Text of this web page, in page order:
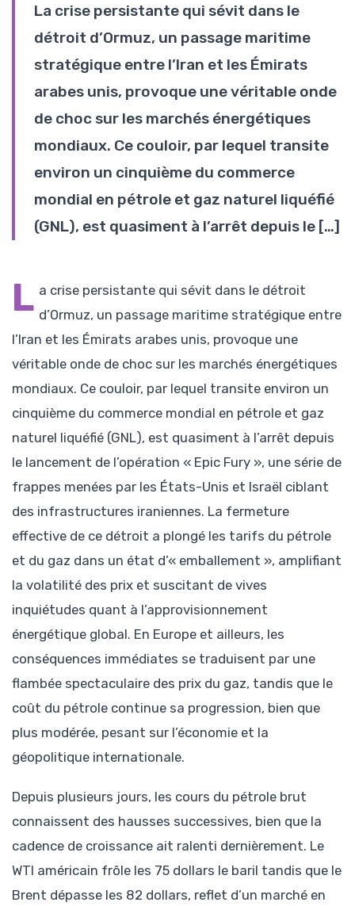
La crise persistante qui sévit dans le
détroit d’Ormuz, un passage maritime
stratégique entre l’Iran et les Émirats
arabes unis, provoque une véritable onde
de choc sur les marchés énergétiques
mondiaux. Ce couloir, par lequel transite
environ un cinquième du commerce
mondial en pétrole et gaz naturel liquéfié
(GNL), est quasiment à l’arrêt depuis le […]
L a crise persistante qui sévit dans le détroit
d’Ormuz, un passage maritime stratégique entre
l’Iran et les Émirats arabes unis, provoque une
véritable onde de choc sur les marchés énergétiques
mondiaux. Ce couloir, par lequel transite environ un
cinquième du commerce mondial en pétrole et gaz
naturel liquéfié (GNL), est quasiment à l’arrêt depuis
le lancement de l’opération « Epic Fury », une série de
frappes menées par les États-Unis et Israël ciblant
des infrastructures iraniennes. La fermeture
effective de ce détroit a plongé les tarifs du pétrole
et du gaz dans un état d’« emballement », amplifiant
la volatilité des prix et suscitant de vives
inquiétudes quant à l’approvisionnement
énergétique global. En Europe et ailleurs, les
conséquences immédiates se traduisent par une
flambée spectaculaire des prix du gaz, tandis que le
coût du pétrole continue sa progression, bien que
plus modérée, pesant sur l’économie et la
géopolitique internationale.
Depuis plusieurs jours, les cours du pétrole brut
connaissent des hausses successives, bien que la
cadence de croissance ait ralenti dernièrement. Le
WTI américain frôle les 75 dollars le baril tandis que le
Brent dépasse les 82 dollars, reflet d’un marché en